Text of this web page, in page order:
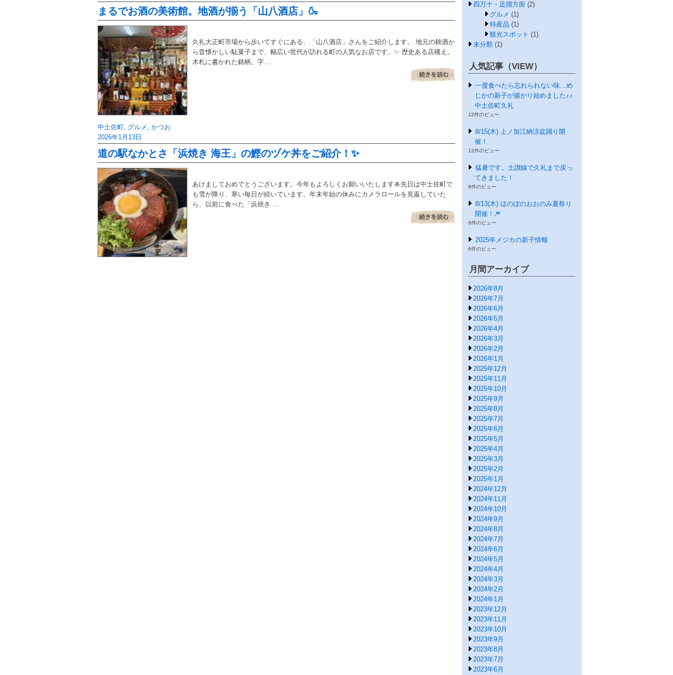
まるでお酒の美術館。地酒が揃う「山八酒店」🍶
久礼大正町市場から歩いてすぐにある、「山八酒店」さんをご紹介します。 地元の銘酒か
ら昔懐かしい駄菓子まで、幅広い世代が訪れる町の人気なお店です。✨ 歴史ある店構え。
木札に書かれた銘柄。字…
中土佐町, グルメ , かつお
2026年1月13日
道の駅なかとさ「浜焼き 海王」の鰹のヅケ丼をご紹介！✨
あけましておめでとうございます。今年もよろしくお願いいたします🎍先日は中土佐町で
も雪が降り、寒い毎日が続いています。年末年始の休みにカメラロールを見返していた
ら、以前に食べた「浜焼き …
四万十・足摺方面 (2)
グルメ (1)
特産品 (1)
観光スポット (1)
未分類 (1)
人気記事（VIEW）
一度食べたら忘れられない味…め
じかの新子が揚がり始めました♪♪
中土佐町久礼
12件のビュー
8/15(木) 上ノ加江納涼盆踊り開
催！
12件のビュー
猛暑です。土讃線で久礼まで戻っ
てきました！
9件のビュー
8/13(木) ほのぼのおおのみ夏祭り
開催！🎆
6件のビュー
2025年メジカの新子情報
6件のビュー
月間アーカイブ
2026年8月
2026年7月
2026年6月
2026年5月
2026年4月
2026年3月
2026年2月
2026年1月
2025年12月
2025年11月
2025年10月
2025年9月
2025年8月
2025年7月
2025年6月
2025年5月
2025年4月
2025年3月
2025年2月
2025年1月
2024年12月
2024年11月
2024年10月
2024年9月
2024年8月
2024年7月
2024年6月
2024年5月
2024年4月
2024年3月
2024年2月
2024年1月
2023年12月
2023年11月
2023年10月
2023年9月
2023年8月
2023年7月
2023年6月